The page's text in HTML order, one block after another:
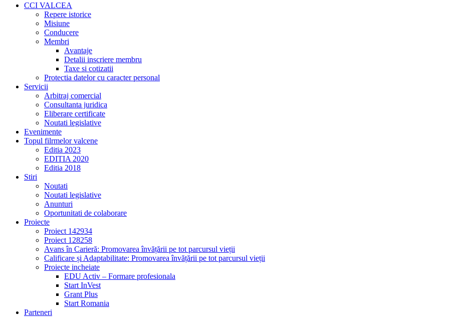
CCI VALCEA
Repere istorice
Misiune
Conducere
Membri
Avantaje
Detalii inscriere membru
Taxe si cotizatii
Protectia datelor cu caracter personal
Servicii
Arbitraj comercial
Consultanta juridica
Eliberare certificate
Noutati legislative
Evenimente
Topul filrmelor valcene
Editia 2023
EDITIA 2020
Editia 2018
Stiri
Noutati
Noutati legislative
Anunturi
Oportunitati de colaborare
Proiecte
Proiect 142934
Proiect 128258
Avans în Carieră: Promovarea învățării pe tot parcursul vieții
Calificare și Adaptabilitate: Promovarea învățării pe tot parcursul vieții
Proiecte incheiate
EDU Activ – Formare profesionala
Start InVest
Grant Plus
Start Romania
Parteneri